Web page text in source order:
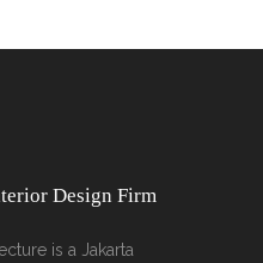
Design Firm
is a Jakarta